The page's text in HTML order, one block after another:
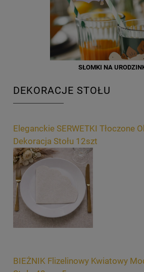
SŁOMKI NA
DEKORACJE STOŁU
Eleganckie SERWETKI Tłoczone
Dekoracja Stołu 12szt
BIEŻNIK Flizelinowy Kwiatowy